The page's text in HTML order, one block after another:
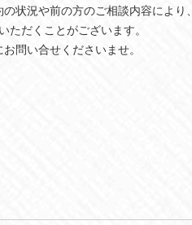
状況や前の方のご相談内容により
ただくことがございます。
問い合せくださいませ。